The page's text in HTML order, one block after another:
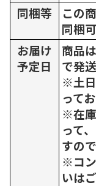
同梱等
この
同梱
お届け
予定日
商品
で発
※土
って
※在
って
すの
※コ
いは